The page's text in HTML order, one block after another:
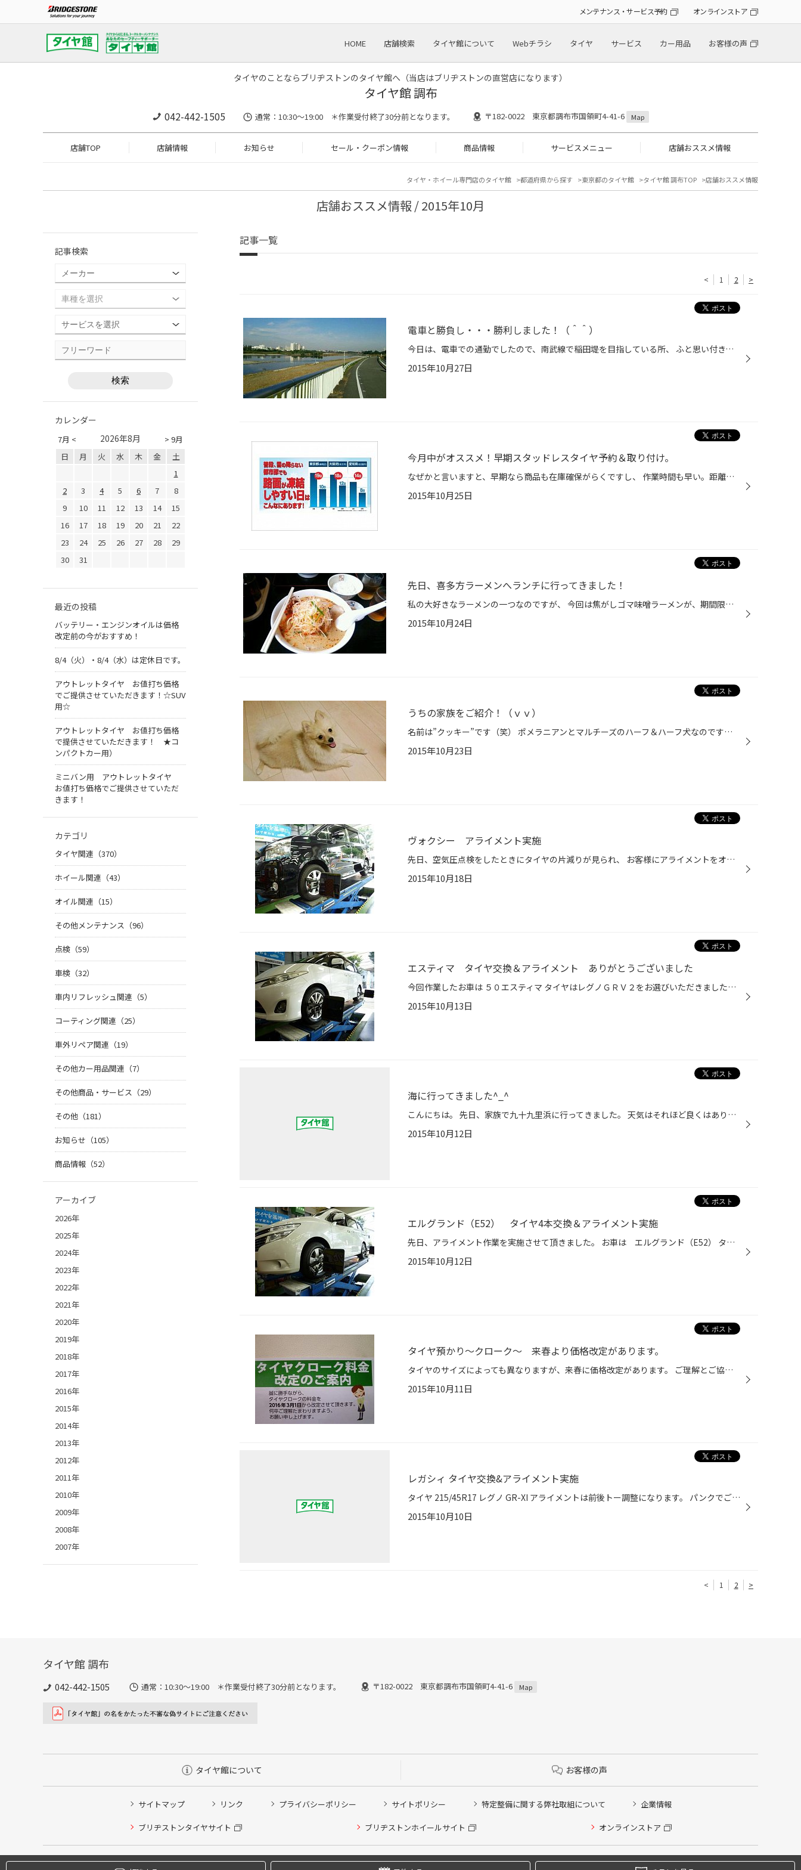
メンテナンス・サービス予約 オンラインストア
HOME 店舗検索 タイヤ館について Webチラシ タイヤ サービス カー用品 お客様の声
タイヤのことならブリヂストンのタイヤ館へ（当店はブリヂストンの直営店になります）
タイヤ館 調布
042-442-1505 通常：10:30～19:00 ＊作業受付終了30分前となります。 〒182-0022 東京都調布市国領町4-41-6 Map
店舗TOP 店舗情報 お知らせ セール・クーポン情報 商品情報 サービスメニュー 店舗おススメ情報
タイヤ・ホイール専門店のタイヤ館 都道府県から探す 東京都のタイヤ館 タイヤ館 調布TOP 店舗おススメ情報
店舗おススメ情報 / 2015年10月
記事一覧
< 1 2 >
電車と勝負し・・・勝利しました！（＾＾）
今日は、電車での通勤でしたので、南武線で稲田堤を目指している所、 ふと思い付き、登戸から歩いたらどの位掛かるだろう？ いつも車では通っており道も分かっていましたが、歩きだとそれなりに 掛かると思いましたが、意を決して登戸で降りてしまいました・・・（＾＾： 車で走ると空いていれば5分...
2015年10月27日
今月中がオススメ！早期スタッドレスタイヤ予約＆取り付け。
なぜかと言いますと、早期なら商品も在庫確保がらくですし、 作業時間も早い。距離をあまり乗らない方が多いので、ならしをしっかりして 12月.1月のシーズンでより良い状態に出来るからです。 もちろん他にも特典はあります。 昨年の12月は皆様に大変お待たせしてしまいましたので、今年は少しでも ...
2015年10月25日
先日、喜多方ラーメンへランチに行ってきました！
私の大好きなラーメンの一つなのですが、 今回は焦がしゴマ味噌ラーメンが、期間限定で販売されてたので ついつい飛びついてしまいました。 定番のラーメンも最高なのですが、期間限定品が特別感が有り、 定番とは違った良さもあるので、月に1度は必ずお昼におじゃましてます（笑） 今回は、初めて...
2015年10月24日
うちの家族をご紹介！（ｖｖ）
名前は”クッキー”です（笑） ポメラニアンとマルチーズのハーフ＆ハーフ犬なのです（笑） 私は、今まで犬を飼った事がなかったので、最初は抵抗があったのですが 今では仕事終わって帰ると癒してくれる家族です！ 誰よりも喜んでくれます！ なので遅い時間でも極力は散歩に出掛けて あげるようにし...
2015年10月23日
ヴォクシー アライメント実施
先日、空気圧点検をしたときにタイヤの片減りが見られ、 お客様にアライメントをオススメし、今回作業させていただきました。 今回作業したお車はトヨタヴォクシー。 アライメントの調整箇所はフロントのトーのみになります。 角度がずれていましたが、調整させていただき、真っ直ぐ走るようになり...
2015年10月18日
エスティマ タイヤ交換＆アライメント ありがとうございました
今回作業したお車は ５０エスティマ タイヤはレグノＧＲＶ２をお選びいただきました。 タイヤ交換とご一緒にアライメント調整もさせていただき、ありがとうございます。 調整箇所はフロント トー のみになります。 アライメント調整後は綺麗になり、安定してお乗りできると思います。 また、長持...
2015年10月13日
海に行ってきました^_^
こんにちは。 先日、家族で九十九里浜に行ってきました。 天気はそれほど良くはありませんでしたが…。 実は、その前に近くの屋内プールで2時間泳いだ後、 海に入る（≧∇≦）そして、ズボン濡れる……。
2015年10月12日
エルグランド（E52） タイヤ4本交換＆アライメント実施
先日、アライメント作業を実施させて頂きました。 お車は エルグランド（E52） タイヤサイズ 215/65R16 ｴｺﾋﾟｱEX20 RV 調整箇所 フロント トー リア トー・キャンバー ご購入ありがとうございました。
2015年10月12日
タイヤ預かり～クローク～ 来春より価格改定があります。
タイヤのサイズによっても異なりますが、来春に価格改定があります。 ご理解とご協力をお願い致します。
2015年10月11日
レガシィ タイヤ交換&アライメント実施
タイヤ 215/45R17 レグノ GR-XI アライメントは前後トー調整になります。 パンクでご来店されたお客様で、タイヤを確認したところ、異物が刺さり潰れていました。 そのまま走っていたらしく、タイヤを引きずっておりました。 タイヤの中が削れてしまっていると安全に走行できないので交換をオスス...
2015年10月10日
< 1 2 >
記事検索
カレンダー
7月 < > 9月
2026年8月
日 月 火 水 木 金
土
1
2
3 4 5 6 7
8
9
10 11 12 13 14
15
16
17 18 19 20 21
22
23
24 25 26 27 28
29
30
31
最近の投稿
バッテリー・エンジンオイルは価格
改定前の今がおすすめ！
8/4（火）・8/4（水）は定休日です。
アウトレットタイヤ お値打ち価格
でご提供させていただきます！☆SUV
用☆
アウトレットタイヤ お値打ち価格
で提供させていただきます！ ★コ
ンパクトカー用）
ミニバン用 アウトレットタイヤ
お値打ち価格でご提供させていただ
きます！
カテゴリ
タイヤ関連（370）
ホイール関連（43）
オイル関連（15）
その他メンテナンス（96）
点検（59）
車検（32）
車内リフレッシュ関連（5）
コーティング関連（25）
車外リペア関連（19）
その他カー用品関連（7）
その他商品・サービス（29）
その他（181）
お知らせ（105）
商品情報（52）
アーカイブ
2026年
2025年
2024年
2023年
2022年
2021年
2020年
2019年
2018年
2017年
2016年
2015年
2014年
2013年
2012年
2011年
2010年
2009年
2008年
2007年
タイヤ館 調布
042-442-1505 通常：10:30～19:00 ＊作業受付終了30分前となります。 〒182-0022 東京都調布市国領町4-41-6 Map
タイヤ館について お客様の声
サイトマップ リンク プライバシーポリシー サイトポリシー 特定整備に関する弊社取組について 企業情報
ブリヂストンタイヤサイト ブリヂストンホイールサイト オンラインストア
Copyright © 2024 Bridgestone Retail Co.,Ltd. All rights Reserved.
タイヤ点検・安全点検/タイヤ履き替え/オイル交換/その他ピット作業の予約
クローク契約会員専用タイヤ履き替え※タイヤ履き替えを希望のクローク契約会員の方はこちらを選択ください
本日のタイヤ履き替え順番待ち予約 ※クローク契約会員の方はご利用いただけません